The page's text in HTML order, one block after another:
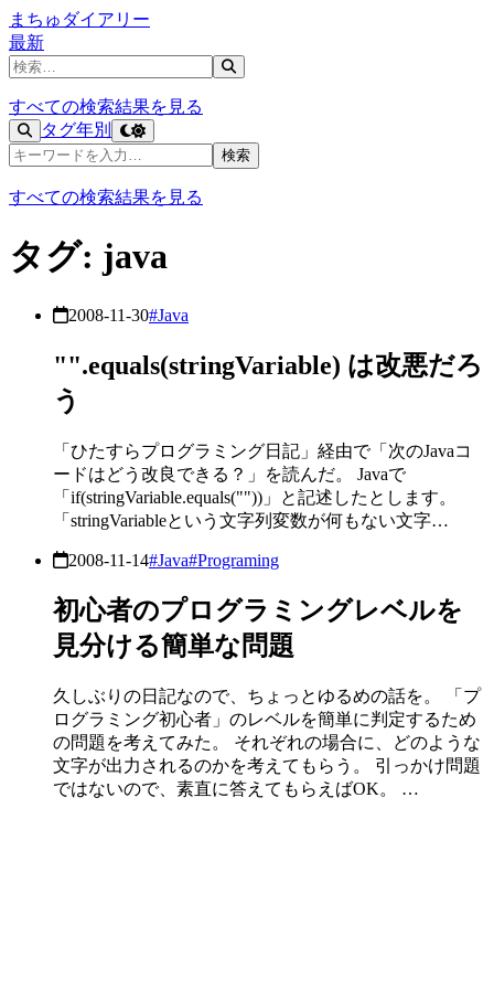
まちゅダイアリー
最新
記事を検索
すべての検索結果を見る
タグ年別
記事を検索
検索
すべての検索結果を見る
タグ: java
2008-11-30#Java
"".equals(stringVariable) は改悪だろ
う
「ひたすらプログラミング日記」経由で「次のJavaコ
ードはどう改良できる？」を読んだ。 Javaで
「if(stringVariable.equals(""))」と記述したとします。
「stringVariableという文字列変数が何もない文字…
2008-11-14#Java#Programing
初心者のプログラミングレベルを
見分ける簡単な問題
久しぶりの日記なので、ちょっとゆるめの話を。 「プ
ログラミング初心者」のレベルを簡単に判定するため
の問題を考えてみた。 それぞれの場合に、どのような
文字が出力されるのかを考えてもらう。 引っかけ問題
ではないので、素直に答えてもらえばOK。 …